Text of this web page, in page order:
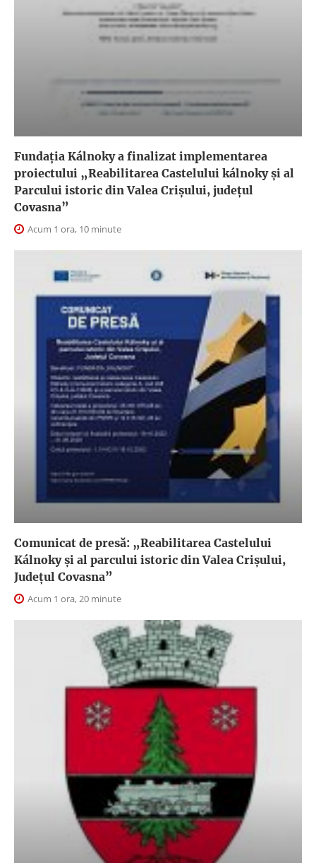
Fundația Kálnoky a finalizat implementarea
proiectului „Reabilitarea Castelului kálnoky și al
Parcului istoric din Valea Crișului, județul
Covasna”
Acum 1 ora, 10 minute
Comunicat de presă: „Reabilitarea Castelului
Kálnoky și al parcului istoric din Valea Crișului,
Județul Covasna”
Acum 1 ora, 20 minute